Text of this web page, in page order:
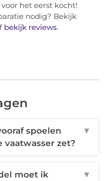
het eerst kocht!
nodig? Bekijk
bekijk reviews.
spoelen
zet?
▼
moet ik
▼